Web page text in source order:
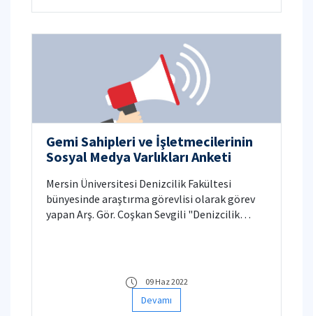
Gemi Sahipleri ve İşletmecilerinin
Sosyal Medya Varlıkları Anketi
Mersin Üniversitesi Denizcilik Fakültesi
bünyesinde araştırma görevlisi olarak görev
yapan Arş. Gör. Coşkan Sevgili "Denizcilik
çevrimiçi bir form ile üniversite
öğrencilerinden veri toplamayı
planlamaktadır. Anketi bu linke tıklayarak
09 Haz 2022
Devamı